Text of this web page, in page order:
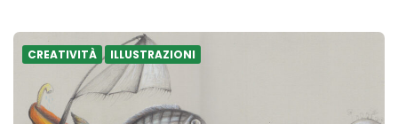
CREATIVITÀ ILLUSTRAZIONI